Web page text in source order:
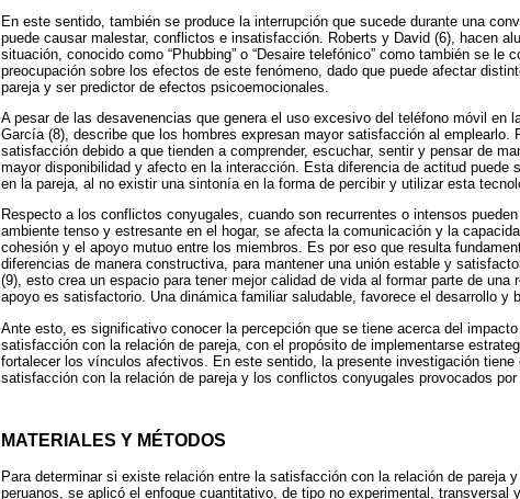
En este sentido, también se produce la interrupción que sucede durante una
puede causar malestar, conflictos e insatisfacción. Roberts y David (6), hacen
situación, conocido como “Phubbing” o “Desaire telefónico” como también se le
preocupación sobre los efectos de este fenómeno, dado que puede afectar
pareja y ser predictor de efectos psicoemocionales.
A pesar de las desavenencias que genera el uso excesivo del teléfono móvil en
García (8), describe que los hombres expresan mayor satisfacción al emplearlo.
satisfacción debido a que tienden a comprender, escuchar, sentir y pensar de
mayor disponibilidad y afecto en la interacción. Esta diferencia de actitud puede
en la pareja, al no existir una sintonía en la forma de percibir y utilizar esta
Respecto a los conflictos conyugales, cuando son recurrentes o intensos
ambiente tenso y estresante en el hogar, se afecta la comunicación y la
cohesión y el apoyo mutuo entre los miembros. Es por eso que resulta
diferencias de manera constructiva, para mantener una unión estable y
(9), esto crea un espacio para tener mejor calidad de vida al formar parte de una
apoyo es satisfactorio. Una dinámica familiar saludable, favorece el desarrollo y
Ante esto, es significativo conocer la percepción que se tiene acerca del
satisfacción con la relación de pareja, con el propósito de implementarse
fortalecer los vínculos afectivos. En este sentido, la presente investigación
satisfacción con la relación de pareja y los conflictos conyugales provocados
MATERIALES Y MÉTODOS
Para determinar si existe relación entre la satisfacción con la relación de pareja
peruanos, se aplicó el enfoque cuantitativo, de tipo no experimental, transversal